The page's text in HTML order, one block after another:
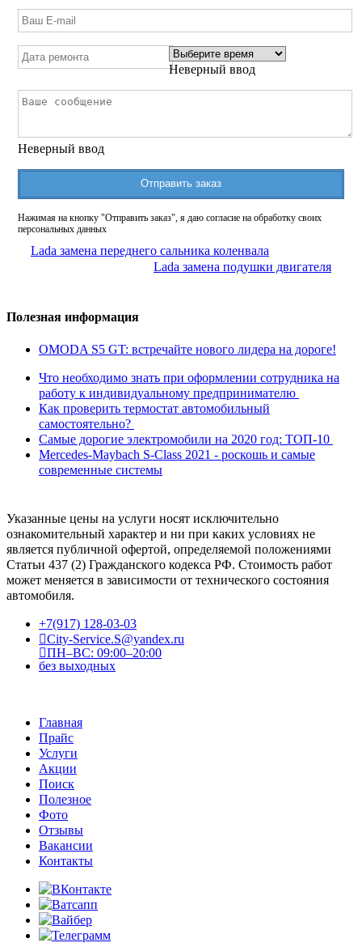
Неверный ввод
Неверный ввод
Отправить заказ
Нажимая на кнопку "Отправить заказ", я даю согласие на обработку своих
персональных данных
Lada замена переднего сальника коленвала
Lada замена подушки двигателя
Полезная информация
OMODA S5 GT: встречайте нового лидера на дороге!
Что необходимо знать при оформлении сотрудника на
работу к индивидуальному предпринимателю
Как проверить термостат автомобильный
самостоятельно?
Самые дорогие электромобили на 2020 год: ТОП-10
Mercedes-Maybach S-Class 2021 - роскошь и самые
современные системы
Указанные цены на услуги носят исключительно
ознакомительный характер и ни при каких условиях не
является публичной офертой, определяемой положениями
Статьи 437 (2) Гражданского кодекса РФ. Стоимость работ
может меняется в зависимости от технического состояния
автомобиля.
+7(917) 128-03-03
City-Service.S@yandex.ru
ПН–ВС: 09:00–20:00
без выходных
Главная
Прайс
Услуги
Акции
Поиск
Полезное
Фото
Отзывы
Вакансии
Контакты